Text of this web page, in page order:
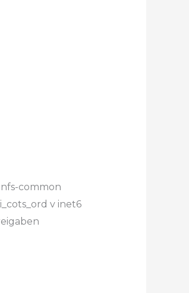
common
v inet6